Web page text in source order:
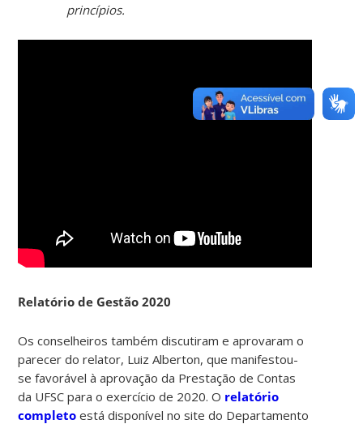
princípios.
Relatório de Gestão 2020
Os conselheiros também discutiram e aprovaram o
parecer do relator, Luiz Alberton, que manifestou-
se favorável à aprovação da Prestação de Contas
da UFSC para o exercício de 2020. O relatório
completo está disponível no site do Departamento